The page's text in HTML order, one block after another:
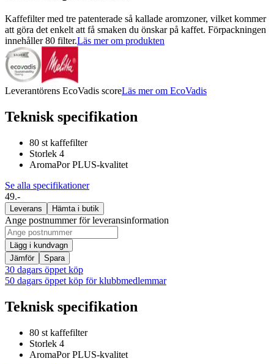
Kaffefilter med tre patenterade så kallade aromzoner, vilket kommer
att göra det enkelt att få smaken du önskar på kaffet. Förpackningen
innehåller 80 filter.Läs mer om produkten
Leverantörens EcoVadis scoreLäs mer om EcoVadis
Teknisk specifikation
80 st kaffefilter
Storlek 4
AromaPor PLUS-kvalitet
Se alla specifikationer
49.-
Leverans Hämta i butik
Ange postnummer för leveransinformation
Lägg i kundvagn
Jämför
Spara
30 dagars öppet köp
50 dagars öppet köp för klubbmedlemmar
Teknisk specifikation
80 st kaffefilter
Storlek 4
AromaPor PLUS-kvalitet